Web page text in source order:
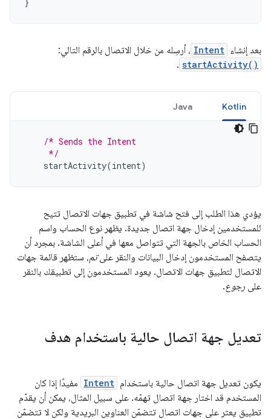
بعد إنشاء Intent ، أرسِله من خلال الاتصال بالرقم التالي:
startActivity()
.
Kotlin
Java
/* Sends the Intent
     */
startActivity(intent)
يؤدي هذا الطلب إلى فتح شاشة في تطبيق جهات الاتصال تتيح
للمستخدمين إدخال جهة اتصال جديدة. يظهر نوع الحساب واسم
الحساب الخاص بالجهة التي تتواصل معها في أعلى الشاشة. بمجرد أن
يتصفح المستخدمون إدخال البيانات والنقر علىتم، ستظهر قائمة جهات
الاتصال لتطبيق جهات الاتصال. يعود المستخدمون إلى تطبيقك بالنقر
على رجوع.
تعديل جهة اتصال حالية باستخدام هدف
يكون تعديل جهة اتصال حالية باستخدام Intent مفيدًا إذا كان
المستخدم قد اختار جهة اتصال تهمّه. على سبيل المثال، يمكن أن يقدّم
تطبيق يعثر على جهات اتصال تتضمّن العناوين البريدية ولكن لا تتضمّن